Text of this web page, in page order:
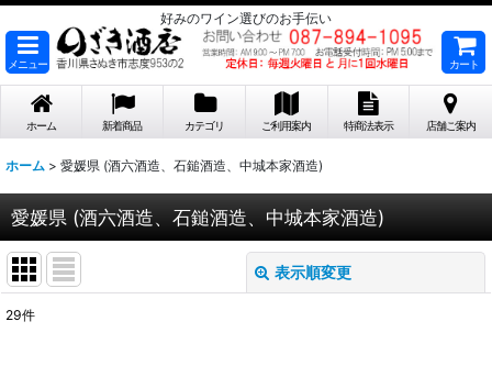
好みのワイン選びのお手伝い
メニュー カート
ホーム 新着商品 カテゴリ ご利用案内 特商法表示 店舗ご案内
ホーム > 愛媛県 (酒六酒造、石鎚酒造、中城本家酒造)
愛媛県 (酒六酒造、石鎚酒造、中城本家酒造)
表示順変更
29件